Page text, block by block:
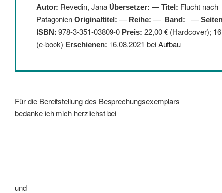
Autor: Revedin, Jana Übersetzer: — Titel: Flucht nach
Patagonien Originaltitel: — Reihe: — Band: —
ISBN: 978-3-351-03809-0 Preis: 22,00 € (Hardcover);
(e-book) Erschienen: 16.08.2021 beiAufbau
Für die Bereitstellung des Besprechungsexemplars
bedanke ich mich herzlichst bei
und